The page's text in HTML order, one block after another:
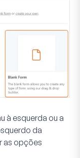
à esquerda ou a
da
as opções